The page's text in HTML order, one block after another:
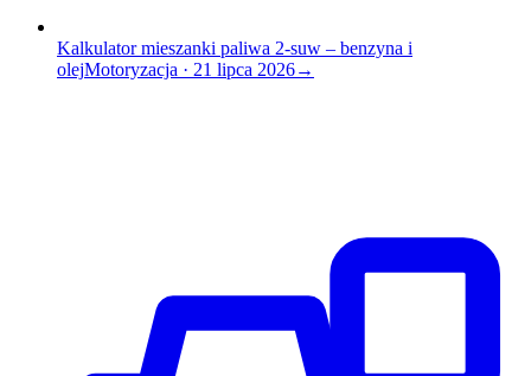
Kalkulator mieszanki paliwa 2-suw – benzyna i
olejMotoryzacja · 21 lipca 2026→